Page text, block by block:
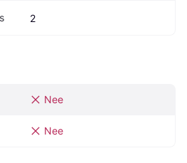
2
Nee
Nee